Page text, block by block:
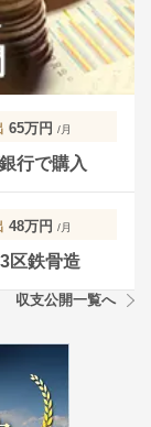
65万円 /月
行で購入
48万円 /月
区鉄骨造
収支公開一覧へ